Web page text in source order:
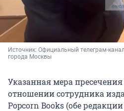
Источник: Официальный телеграм-
города Москвы
Указанная мера
отношении сотрудника
Popcorn Books (обе